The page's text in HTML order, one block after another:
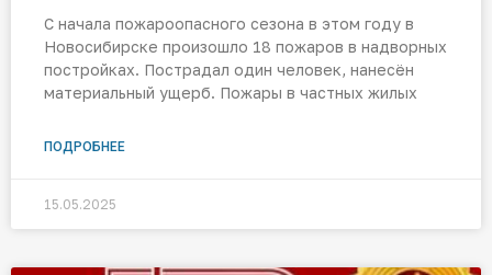
С начала пожароопасного сезона в этом году в
Новосибирске произошло 18 пожаров в надворных
постройках. Пострадал один человек, нанесён
материальный ущерб. Пожары в частных жилых
ПОДРОБНЕЕ
15.05.2025